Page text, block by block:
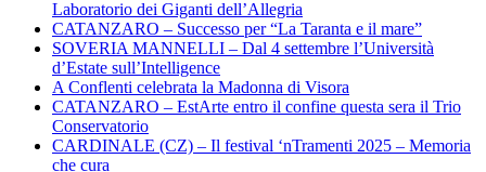
Laboratorio dei Giganti dell’Allegria
CATANZARO – Successo per “La Taranta e il mare”
SOVERIA MANNELLI – Dal 4 settembre l’Università
d’Estate sull’Intelligence
A Conflenti celebrata la Madonna di Visora
CATANZARO – EstArte entro il confine questa sera il Trio
Conservatorio
CARDINALE (CZ) – Il festival ‘nTramenti 2025 – Memoria
che cura